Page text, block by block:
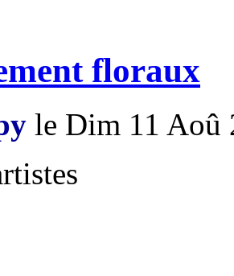
floraux
le Dim 11 Aoû